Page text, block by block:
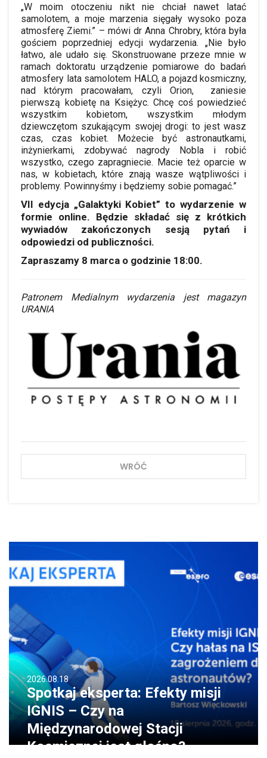
2026.08.18
Spotkaj eksperta: Efekty misji
IGNIS – Czy na
Międzynarodowej Stacji
Kosmicznej jest głośno?
„W moim otoczeniu nikt nie chciał nawet latać
samolotem, a moje marzenia sięgały wysoko poza
atmosferę Ziemi.” – mówi dr Anna Chrobry, która była
gościem poprzedniej edycji wydarzenia. „Nie było
łatwo, ale udało się. Skonstruowane przeze mnie w
ramach doktoratu urządzenie pomiarowe do badań
atmosfery lata samolotem HALO, a pojazd kosmiczny,
nad którym pracowałam, czyli Orion, zaniesie
pierwszą kobietę na Księżyc. Chcę coś powiedzieć
wszystkim kobietom, wszystkim młodym
dziewczętom szukającym swojej drogi: to jest wasz
czas, czas kobiet. Możecie być astronautkami,
inżynierkami, zdobywać nagrody Nobla i robić
wszystko, czego zapragniecie. Macie też oparcie w
nas, w kobietach, które znają wasze wątpliwości i
problemy. Powinnyśmy i będziemy sobie pomagać.”
VII edycja „Galaktyki Kobiet” to wydarzenie w
formie online. Będzie składać się z krótkich
wywiadów zakończonych sesją pytań i
odpowiedzi od publiczności.
Zapraszamy 8 marca o godzinie 18:00.
Patronem Medialnym wydarzenia jest magazyn
URANIA
WRÓĆ